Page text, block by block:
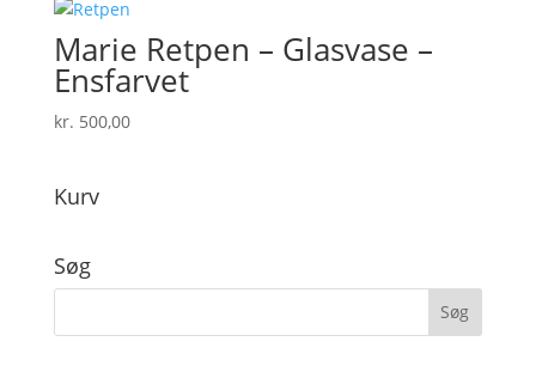
Marie Retpen – Glasvase –
Ensfarvet
kr. 500,00
Kurv
Søg